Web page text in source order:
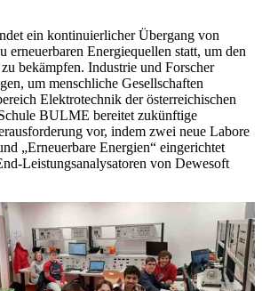
ein kontinuierlicher Übergang von
erneuerbaren Energiequellen statt, um den
bekämpfen. Industrie und Forscher
um menschliche Gesellschaften
Elektrotechnik der österreichischen
BULME bereitet zukünftige
vor, indem zwei neue Labore
„Erneuerbare Energien“ eingerichtet
Leistungsanalysatoren von Dewesoft